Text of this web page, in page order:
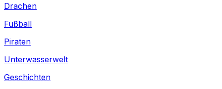
Drachen
Fußball
Piraten
Unterwasserwelt
Geschichten